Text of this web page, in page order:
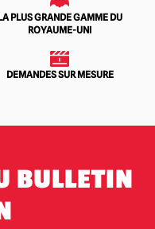
PLUS GRANDE GAMME DU
ROYAUME-UNI
DEMANDES SUR MESURE
BULLETIN